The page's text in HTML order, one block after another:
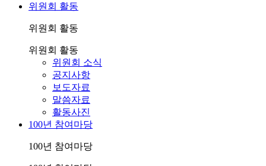
위원회 활동
위원회 활동
위원회 활동
위원회 소식
공지사항
보도자료
말씀자료
활동사진
100년 참여마당
100년 참여마당